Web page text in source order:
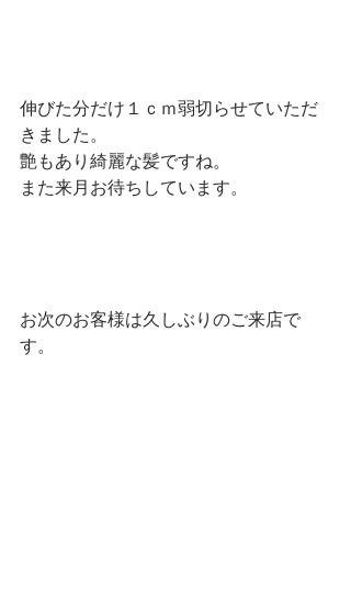
伸びた分だけ１ｃｍ弱切らせていただ
きました。
艶もあり綺麗な髪ですね。
また来月お待ちしています。
お次のお客様は久しぶりのご来店で
す。